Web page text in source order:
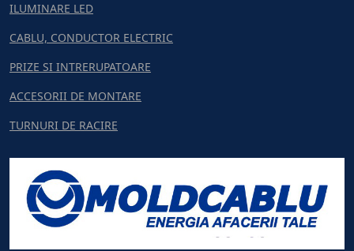
ILUMINARE LED
CABLU, CONDUCTOR ELECTRIC
PRIZE SI INTRERUPATOARE
ACCESORII DE MONTARE
TURNURI DE RACIRE